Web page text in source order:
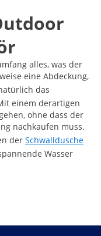
alles, was der
eine Abdeckung,
das
einem derartigen
ohne dass der
nachkaufen muss.
der Schwalldusche
Wasser